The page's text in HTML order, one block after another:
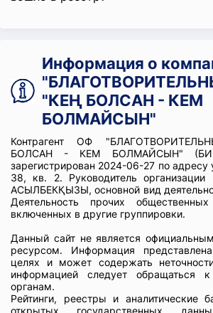
Информация о
"КЕҢ БОЛСАН - КЕМ
БОЛМАЙСЫН"
Контрагент ОФ
БОЛСАН - КЕМ БОЛМАЙСЫН" (БИН
зарегистрирован 2024-06-27 по
38, кв. 2. Руководитель
АСЫЛБЕКҚЫЗЫ, основной вид
Деятельность прочих
включенных в другие группировки.
Данный сайт не является
ресурсом. Информация
целях и может содержать
информацией следует обращаться к
органам.
Рейтинги, реестры и аналитические
открытых государственных